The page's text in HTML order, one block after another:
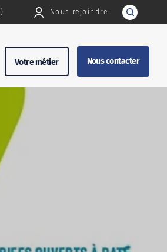
) Nous rejoindre
Votre métier Nous contacter